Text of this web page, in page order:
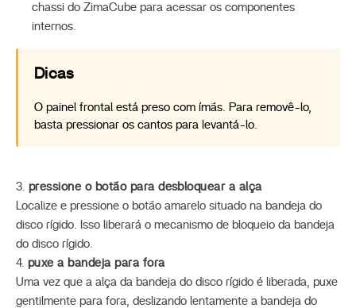
chassi do ZimaCube para acessar os componentes
internos.
Dicas
O painel frontal está preso com ímãs. Para removê-lo,
basta pressionar os cantos para levantá-lo.
3. pressione o botão para desbloquear a alça
Localize e pressione o botão amarelo situado na bandeja do
disco rígido. Isso liberará o mecanismo de bloqueio da bandeja
do disco rígido.
4. puxe a bandeja para fora
Uma vez que a alça da bandeja do disco rígido é liberada, puxe
gentilmente para fora, deslizando lentamente a bandeja do